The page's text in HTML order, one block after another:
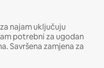
najam uključuju
potrebni za ugodan
Savršena zamjena za